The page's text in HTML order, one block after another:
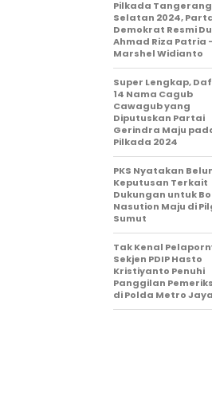
Pilkada Tangerang
Selatan 2024,
Demokrat Resmi
Ahmad Riza Patria
Marshel Widianto
Super Lengkap,
14 Nama Cagub
Cawagub yang
Diputuskan Partai
Gerindra Maju
Pilkada 2024
PKS Nyatakan
Keputusan Terkait
Dukungan untuk
Nasution Maju di
Sumut
Tak Kenal
Sekjen PDIP Hasto
Kristiyanto Penuhi
Panggilan
di Polda Metro Jaya